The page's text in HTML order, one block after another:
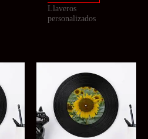
Llaveros
personalizados